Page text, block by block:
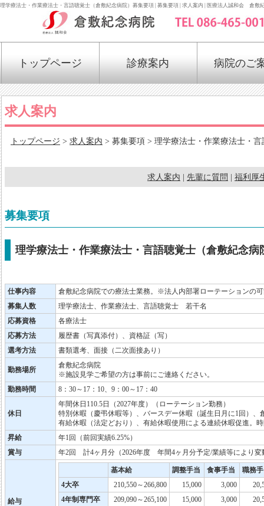
理学療法士・作業療法士・言語聴覚士（倉敷紀念病院）募集要項 | 募集要項 | 求人案内 | 医療法人誠和会 倉敷
トップページ 診療案内 病院のご
求人案内
トップページ > 求人案内 > 募集要項 > 理学療法士・作業療法士・
求人案内 | 先輩に質問 | 福利厚
募集要項
理学療法士・作業療法士・言語聴覚士（倉敷紀念病
仕事内容
倉敷紀念病院での療法士業務。※法人内部署ローテーションの
募集人数
理学療法士、作業療法士、言語聴覚士 若干名
応募資格
各療法士
応募方法
履歴書（写真添付）、資格証（写）
選考方法
書類選考、面接（二次面接あり）
勤務場所
倉敷紀念病院
※施設見学ご希望の方は事前にご連絡ください。
勤務時間
8：30～17：10、9：00～17：40
休日
年間休日110.5日（2027年度）（ローテーション勤務）
特別休暇（慶弔休暇等）、バースデー休暇（誕生日月に1回）、
有給休暇（法定どおり）、有給休暇使用による連続休暇促進。
昇給
年1回（前回実績6.25%）
賞与
年2回 計4ヶ月分（2026年度 年間4ヶ月分予定/業績等により変
給与
基本給 調整手当 食事手当
職務
4大卒
210,550～266,800 15,000 3,000
4年制専門卒
209,090～265,100 15,000 3,000